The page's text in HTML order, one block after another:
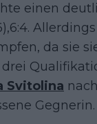
einen
da sie
Svitolina
Gegnerin.